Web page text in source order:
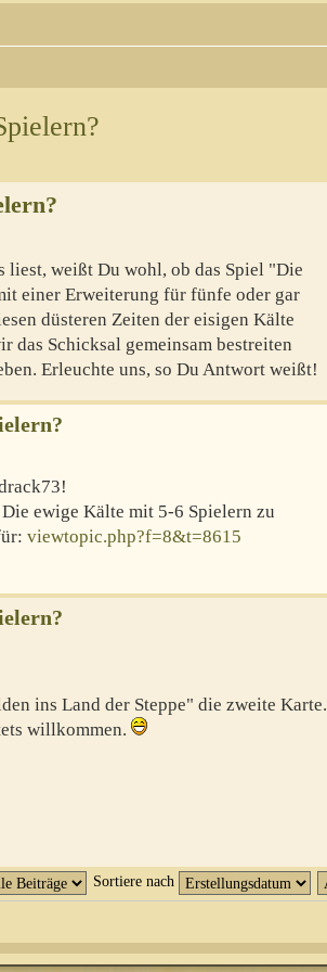
liest, weißt Du wohl, ob das Spiel "Die
einer Erweiterung für fünfe oder gar
düsteren Zeiten der eisigen Kälte
das Schicksal gemeinsam bestreiten
Erleuchte uns, so Du Antwort weißt!
ewige Kälte mit 5-6 Spielern zu
viewtopic.php?f=8&t=8615
ins Land der Steppe" die zweite Karte.
willkommen.
Sortiere nach